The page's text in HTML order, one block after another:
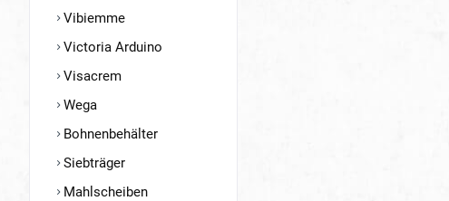
Vibiemme
Victoria Arduino
Visacrem
Wega
Bohnenbehälter
Siebträger
Mahlscheiben